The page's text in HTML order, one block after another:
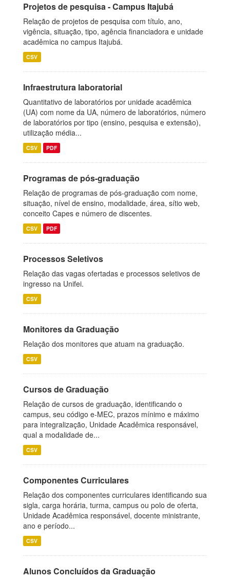
Projetos de pesquisa - Campus Itajubá
Relação de projetos de pesquisa com título, ano,
vigência, situação, tipo, agência financiadora e unidade
acadêmica no campus Itajubá.
CSV
Infraestrutura laboratorial
Quantitativo de laboratórios por unidade acadêmica
(UA) com nome da UA, número de laboratórios, número
de laboratórios por tipo (ensino, pesquisa e extensão),
utilização média...
CSV PDF
Programas de pós-graduação
Relação de programas de pós-graduação com nome,
situação, nível de ensino, modalidade, área, sítio web,
conceito Capes e número de discentes.
CSV PDF
Processos Seletivos
Relação das vagas ofertadas e processos seletivos de
ingresso na Unifei.
CSV
Monitores da Graduação
Relação dos monitores que atuam na graduação.
CSV
Cursos de Graduação
Relação de cursos de graduação, identificando o
campus, seu código e-MEC, prazos mínimo e máximo
para integralização, Unidade Acadêmica responsável,
qual a modalidade de...
CSV
Componentes Curriculares
Relação dos componentes curriculares identificando sua
sigla, carga horária, turma, campus ou polo de oferta,
Unidade Acadêmica responsável, docente ministrante,
ano e período...
CSV
Alunos Concluídos da Graduação